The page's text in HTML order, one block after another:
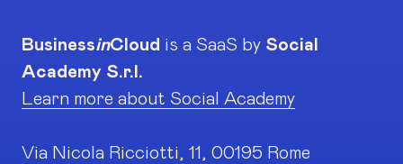
BusinessinCloud is a SaaS by Social
Academy S.r.l.
Learn more about Social Academy
Via Nicola Ricciotti, 11, 00195 Rome